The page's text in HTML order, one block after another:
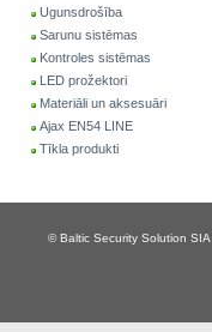
Ugunsdrošība
Sarunu sistēmas
Kontroles sistēmas
LED prožektori
Materiāli un aksesuāri
Ajax EN54 LINE
Tīkla produkti
© Baltic Security Solution SIA